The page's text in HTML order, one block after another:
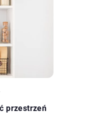
przestrzeń